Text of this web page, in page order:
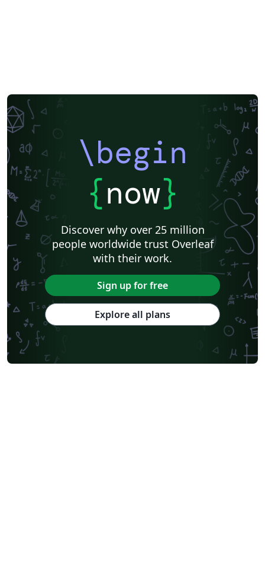
\begin
{now}
Discover why over 25 million
people worldwide trust Overleaf
with their work.
Sign up for free
Explore all plans